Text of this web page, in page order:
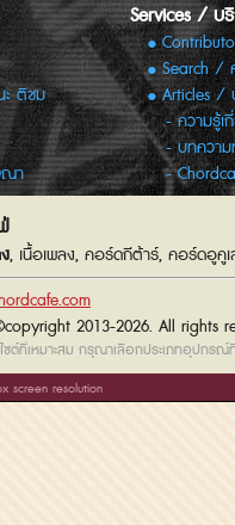
ติชม
ณา
Services / บ
Search /
Articles /
ความรู้
บทความ
, เนื้อเพลง, คอร์ดกีต้าร์, คอร์ดอูคู
2013-2026. All rights
ซต์ที่เหมาะสม กรุณาเลือกประเภทอุปกรณ์
screen resolution